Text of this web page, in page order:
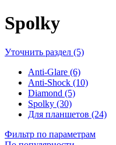
Spolky
Уточнить раздел (5)
Anti-Glare (6)
Anti-Shock (10)
Diamond (5)
Spolky (30)
Для планшетов (24)
Фильтр по параметрам